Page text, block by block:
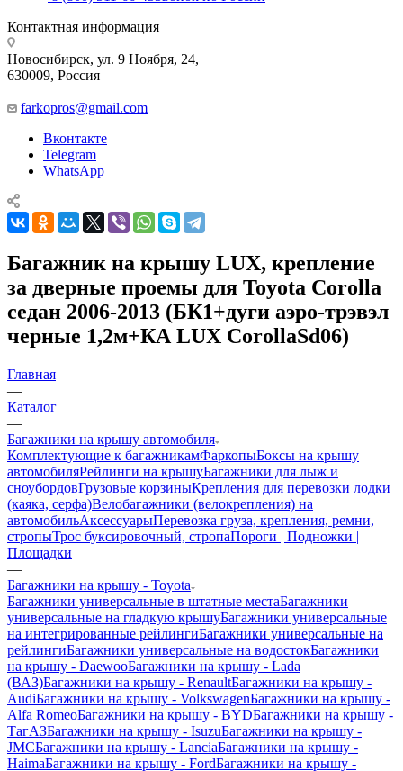
Контактная информация
Новосибирск, ул. 9 Ноября, 24,
630009, Россия
farkopros@gmail.com
Вконтакте
Telegram
WhatsApp
Багажник на крышу LUX, крепление
за дверные проемы для Toyota Corolla
седан 2006-2013 (БК1+дуги аэро-трэвэл
черные 1,2м+КА LUX CorollaSd06)
Главная
—
Каталог
—
Багажники на крышу автомобиля
Комплектующие к багажникамФаркопыБоксы на крышу
автомобиляРейлинги на крышуБагажники для лыж и
сноубордовГрузовые корзиныКрепления для перевозки лодки
(каяка, серфа)Велобагажники (велокрепления) на
автомобильАксессуарыПеревозка груза, крепления, ремни,
стропыТрос буксировочный, стропаПороги | Подножки |
Площадки
—
Багажники на крышу - Toyota
Багажники универсальные в штатные местаБагажники
универсальные на гладкую крышуБагажники универсальные
на интегрированные рейлингиБагажники универсальные на
рейлингиБагажники универсальные на водостокБагажники
на крышу - DaewooБагажники на крышу - Lada
(ВАЗ)Багажники на крышу - RenaultБагажники на крышу -
AudiБагажники на крышу - VolkswagenБагажники на крышу -
Alfa RomeoБагажники на крышу - BYDБагажники на крышу -
ТагАЗБагажники на крышу - IsuzuБагажники на крышу -
JMCБагажники на крышу - LanciaБагажники на крышу -
HaimaБагажники на крышу - FordБагажники на крышу -